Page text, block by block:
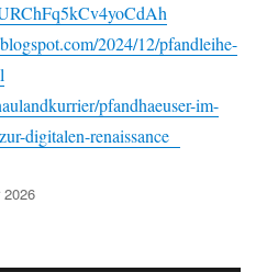
2024/12/pfandleihe-
pfandhaeuser-im-
digitalen-renaissance
2026